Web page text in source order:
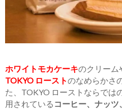
ホワイトモカケーキのクリーム
TOKYO ローストのなめらかさ
た、TOKYO ローストならでは
用されている コーヒー、ナッツ